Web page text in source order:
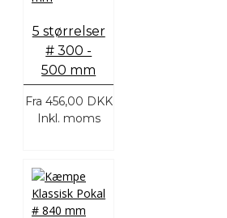
5 størrelser
# 300 -
500 mm
Fra 456,00 DKK
Inkl. moms